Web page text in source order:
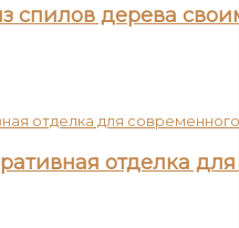
спилов дерева
отделка